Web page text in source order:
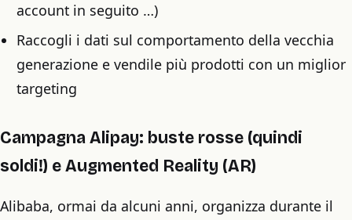
account in seguito …)
Raccogli i dati sul comportamento della vecchia
generazione e vendile più prodotti con un miglior
targeting
Campagna Alipay: buste rosse (quindi
soldi!) e Augmented Reality (AR)
Alibaba, ormai da alcuni anni, organizza durante il